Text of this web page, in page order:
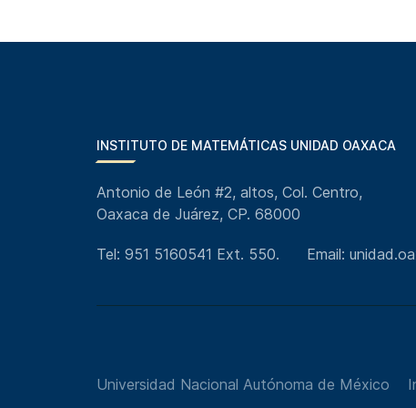
INSTITUTO DE MATEMÁTICAS UNIDAD OAXACA
Antonio de León #2, altos, Col. Centro,
Oaxaca de Juárez, CP. 68000
Tel: 951 5160541 Ext. 550. Email:
Universidad Nacional Autónoma de México